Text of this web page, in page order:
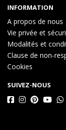
INFORMATION
A propos de nous
Vie privée et
Modalités et
Clause de non-
Cookies
SUIVEZ-NOUS